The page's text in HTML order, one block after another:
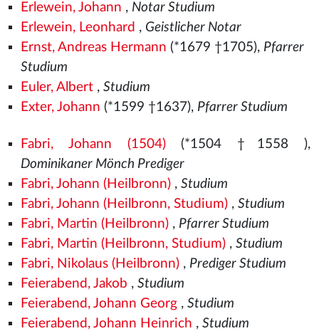
Erlewein, Johann , Notar Studium
Erlewein, Leonhard , Geistlicher Notar
Ernst, Andreas Hermann (*1679 †1705), Pfarrer
Studium
Euler, Albert, Studium
Exter, Johann (*1599 †1637), Pfarrer Studium
Fabri, Johann (1504)(*1504 †1558 ),
Dominikaner Mönch Prediger
Fabri, Johann (Heilbronn), Studium
Fabri, Johann (Heilbronn, Studium), Studium
Fabri, Martin (Heilbronn), Pfarrer Studium
Fabri, Martin (Heilbronn, Studium), Studium
Fabri, Nikolaus (Heilbronn), Prediger Studium
Feierabend, Jakob , Studium
Feierabend, Johann Georg, Studium
Feierabend, Johann Heinrich , Studium